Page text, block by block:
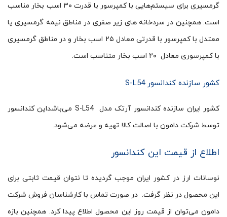
گرمسیری برای سیستم‌هایی با کمپرسور با قدرت ۳۰ اسب بخار مناسب
است. همچنین در سردخانه های زیر صفری در مناطق نیمه گرمسیری یا
معتدل با کمپرسور با قدرتی معادل ۲۵ اسب بخار و در مناطق گرمسیری
با کمپرسوری معادل ۲۰ اسب بخار متناسب است.
کشور سازنده کندانسور S-L54
کشور ایران سازنده کندانسور آرتک مدل S-L54 می‌باشداین کندانسور
توسط شرکت دامون با اصالت کالا تهیه و عرضه می‌شود.
اطلاع از قیمت این کندانسور
نوسانات ارز در کشور ایران موجب گردیده تا نتوان قیمت ثابتی برای
این محصول در نظر گرفت. در صورت تماس با کارشناسان فروش شرکت
دامون می‌توان از قیمت روز این محصول اطلاع پیدا کرد. همچنین بازه